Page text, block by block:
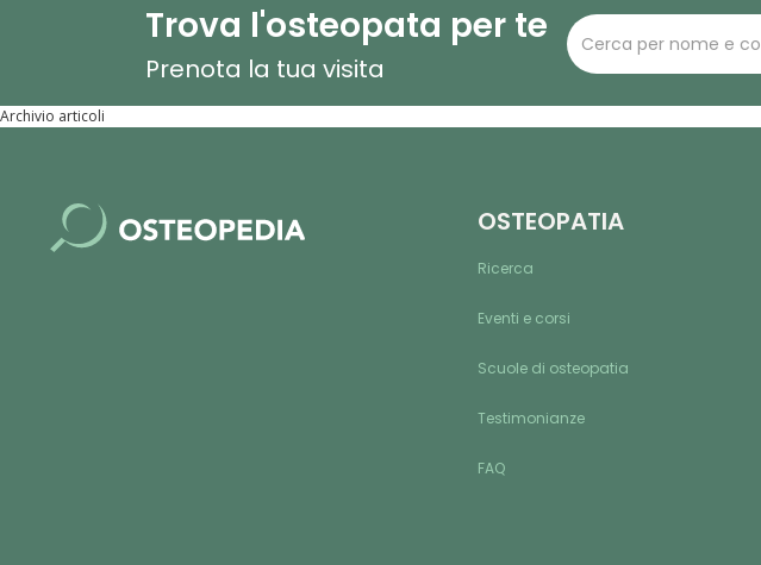
Trova l'osteopata per te
Prenota la tua visita
Archivio articoli
OSTEOPATIA
Ricerca
Eventi e corsi
Scuole di osteopatia
Testimonianze
FAQ